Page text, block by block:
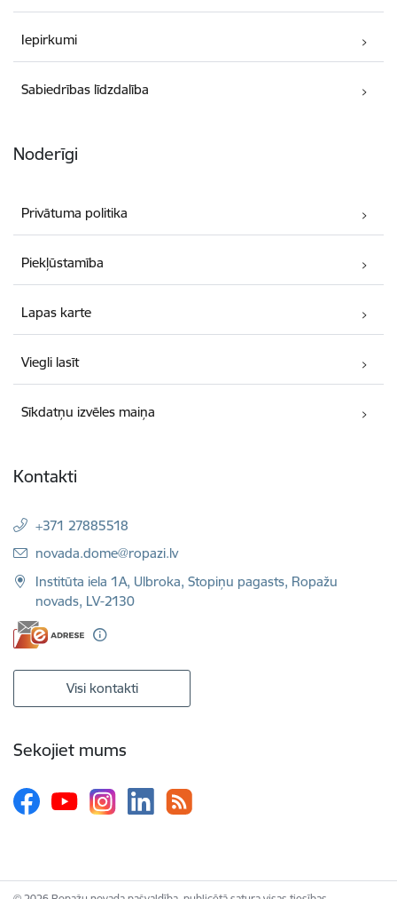
Iepirkumi
Sabiedrības līdzdalība
Noderīgi
Privātuma politika
Piekļūstamība
Lapas karte
Viegli lasīt
Sīkdatņu izvēles maiņa
Kontakti
+371 27885518
E-pasts:
novada.dome@ropazi.lv
Institūta iela 1A, Ulbroka, Stopiņu pagasts, Ropažu
novads, LV-2130
Visi kontakti
Sekojiet mums